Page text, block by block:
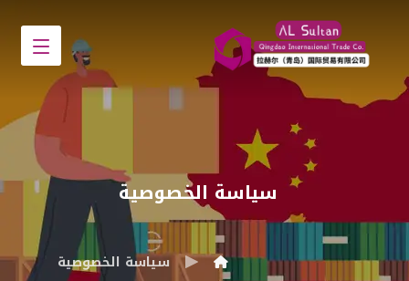
سياسة الخصوصية
سياسة الخصوصية